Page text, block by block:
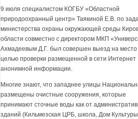
9 июля специалистом КОГБУ «Областной
природоохранный центр» Таякиной Е.В. по
министерства охраны окружающей среды
области совместно с директором МКП
Ахмадеевым Д.Г. был совершен выезд на место
целью проверки размещенной в сети Интернет
анонимной информации.
Многие знают, что западнее улицы
размещены очистные сооружения, которые
принимают сточные воды как от
зданий (Кильмезская ЦРБ, школа, Дом